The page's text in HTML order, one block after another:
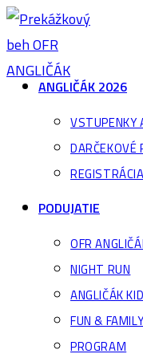
Skip
to
content
ANGLIČÁK 2026
VSTUPENKY
DARČEKOVÉ
PODUJATIE
OFR
NIGHT RUN
ANGLIČÁK
FUN &
PROGRAM